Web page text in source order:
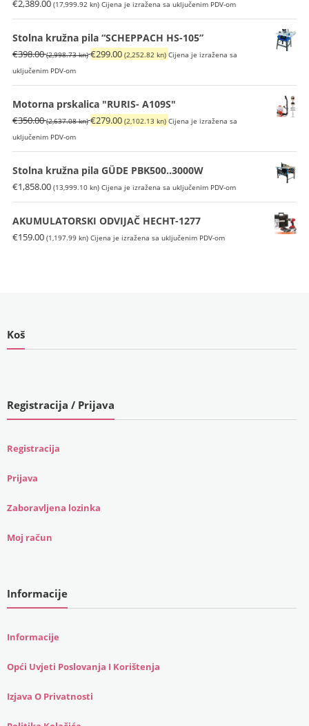
€2,389.00 (17,999.92 kn) Cijena je izražena sa uključenim PDV-om
Stolna kružna pila “SCHEPPACH HS-105”
€398.00 (2,998.73 kn)Izvorna
bila
je:
€398.00
kn).
€299.00 (2,252.82 kn) Trenutna
je:
€299.00
(2,252.82
Cijena je izražena sa
uključenim PDV-om
Motorna prskalica "RURIS- A109S"
€350.00 (2,637.08 kn)Izvorna
bila
je:
€350.00
(2,637.08
kn).
€279.00 (2,102.13 kn) Trenutna
je:
€279.00
(2,102.13
kn).
Cijena je izražena sa
uključenim PDV-om
Stolna kružna pila GÜDE PBK500..3000W
€1,858.00 (13,999.10 kn) Cijena je izražena sa uključenim PDV-om
AKUMULATORSKI ODVIJAČ HECHT-1277
€159.00 (1,197.99 kn) Cijena je izražena sa uključenim PDV-om
Koš
Registracija / Prijava
Registracija
Prijava
Zaboravljena lozinka
Moj račun
Informacije
Informacije
Opći Uvjeti Poslovanja I Korištenja
Izjava O Privatnosti